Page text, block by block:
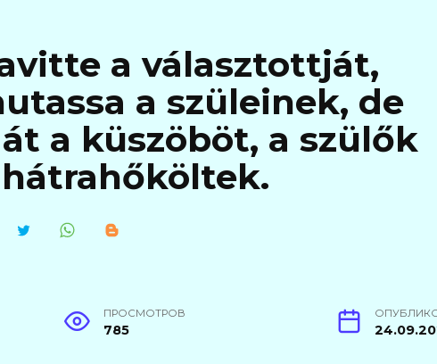
a választottját,
a szüleinek, de
a küszöböt, a szülők
ПРОСМОТРОВ
785